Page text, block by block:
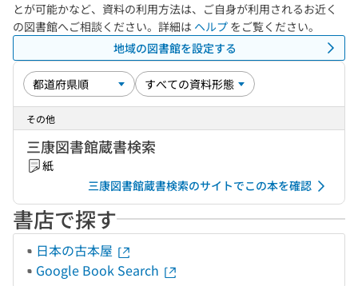
とが可能かなど、資料の利用方法は、ご自身が利用されるお近く
の図書館へご相談ください。詳細は ヘルプ をご覧ください。
地域の図書館を設定する
その他
三康図書館蔵書検索
紙
三康図書館蔵書検索のサイトでこの本を確認
書店で探す
日本の古本屋
Google Book Search